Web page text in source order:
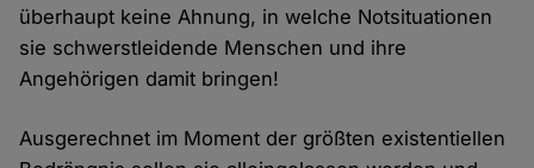
überhaupt keine Ahnung, in welche Notsituationen
sie schwerstleidende Menschen und ihre
Angehörigen damit bringen!
Ausgerechnet im Moment der größten existentiellen